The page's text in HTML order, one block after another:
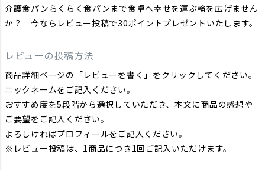
介護食パンらくらく食パンまで食卓へ幸せを運ぶ輪を広げません
か？ 今ならレビュー投稿で30ポイントプレゼントいたします。
レビューの投稿方法
商品詳細ページの「レビューを書く」をクリックしてください。
ニックネームをご記入ください。
おすすめ度を5段階から選択していただき、本文に商品の感想や
ご要望をご記入ください。
よろしければプロフィールをご記入ください。
※レビュー投稿は、1商品につき1回ご記入いただけます。